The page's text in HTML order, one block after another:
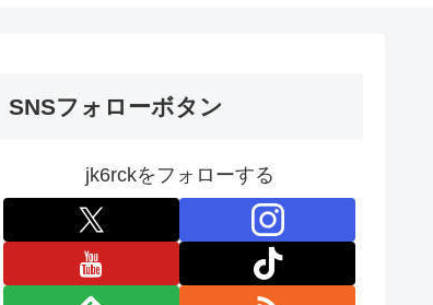
SNSフォローボタン
jk6rckをフォローする